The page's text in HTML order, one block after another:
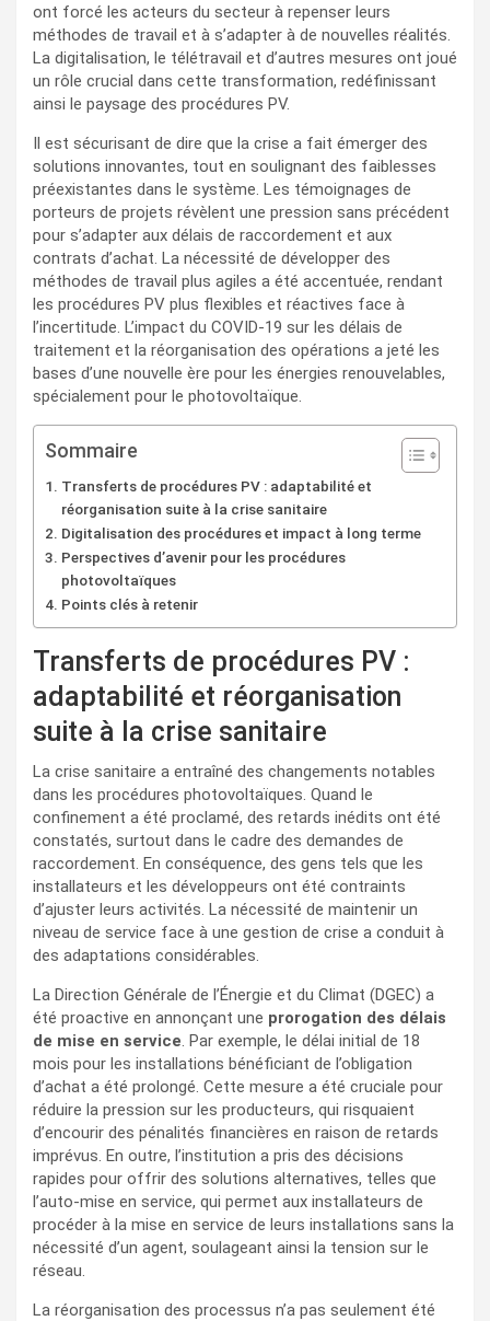
ont forcé les acteurs du secteur à repenser leurs
méthodes de travail et à s’adapter à de nouvelles réalités.
La digitalisation, le télétravail et d’autres mesures ont joué
un rôle crucial dans cette transformation, redéfinissant
ainsi le paysage des procédures PV.
Il est sécurisant de dire que la crise a fait émerger des
solutions innovantes, tout en soulignant des faiblesses
préexistantes dans le système. Les témoignages de
porteurs de projets révèlent une pression sans précédent
pour s’adapter aux délais de raccordement et aux
contrats d’achat. La nécessité de développer des
méthodes de travail plus agiles a été accentuée, rendant
les procédures PV plus flexibles et réactives face à
l’incertitude. L’impact du COVID-19 sur les délais de
traitement et la réorganisation des opérations a jeté les
bases d’une nouvelle ère pour les énergies renouvelables,
spécialement pour le photovoltaïque.
Sommaire
Transferts de procédures PV : adaptabilité et
réorganisation suite à la crise sanitaire
Digitalisation des procédures et impact à long terme
Perspectives d’avenir pour les procédures
photovoltaïques
Points clés à retenir
Transferts de procédures PV :
adaptabilité et réorganisation
suite à la crise sanitaire
La crise sanitaire a entraîné des changements notables
dans les procédures photovoltaïques. Quand le
confinement a été proclamé, des retards inédits ont été
constatés, surtout dans le cadre des demandes de
raccordement. En conséquence, des gens tels que les
installateurs et les développeurs ont été contraints
d’ajuster leurs activités. La nécessité de maintenir un
niveau de service face à une gestion de crise a conduit à
des adaptations considérables.
La Direction Générale de l’Énergie et du Climat (DGEC) a
été proactive en annonçant une prorogation des délais
de mise en service. Par exemple, le délai initial de 18
mois pour les installations bénéficiant de l’obligation
d’achat a été prolongé. Cette mesure a été cruciale pour
réduire la pression sur les producteurs, qui risquaient
d’encourir des pénalités financières en raison de retards
imprévus. En outre, l’institution a pris des décisions
rapides pour offrir des solutions alternatives, telles que
l’auto-mise en service, qui permet aux installateurs de
procéder à la mise en service de leurs installations sans la
nécessité d’un agent, soulageant ainsi la tension sur le
réseau.
La réorganisation des processus n’a pas seulement été